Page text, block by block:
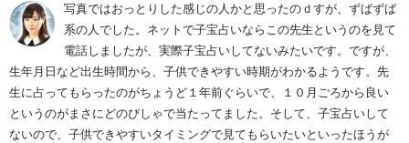
写真ではおっとりした感じの人かと思ったのｄすが、ずばずば
系の人でした。ネットで子宝占いならこの先生というのを見て
電話しましたが、実際子宝占いしてないみたいです。ですが、
生年月日など出生時間から、子供できやすい時期がわかるようです。先
生に占ってもらったのがちょうど１年前ぐらいで、１０月ごろから良い
というのがまさにどのぴしゃで当たってました。そして、子宝占いして
ないので、子供できやすいタイミングで見てもらいたいといったほうが